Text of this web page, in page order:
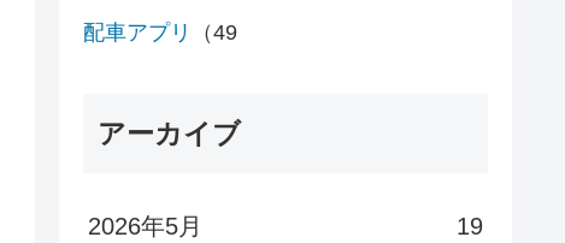
配車アプリ （49
アーカイブ
2026年5月 19